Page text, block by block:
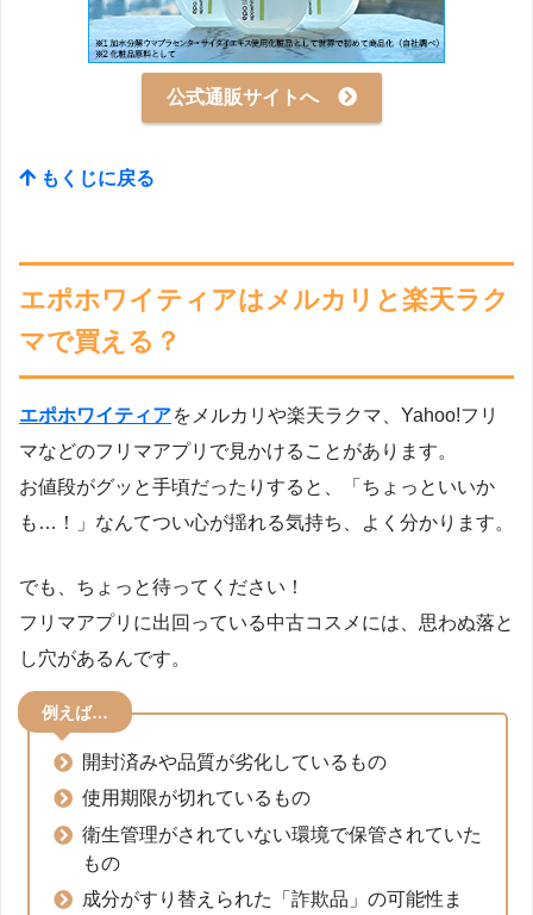
公式通販サイトへ
もくじに戻る
エポホワイティアはメルカリと楽天ラク
マで買える？
エポホワイティアをメルカリや楽天ラクマ、Yahoo!フリ
マなどのフリマアプリで見かけることがあります。
お値段がグッと手頃だったりすると、「ちょっといいか
も…！」なんてつい心が揺れる気持ち、よく分かります。
でも、ちょっと待ってください！
フリマアプリに出回っている中古コスメには、思わぬ落と
し穴があるんです。
例えば…
開封済みや品質が劣化しているもの
使用期限が切れているもの
衛生管理がされていない環境で保管されていた
もの
成分がすり替えられた「詐欺品」の可能性ま